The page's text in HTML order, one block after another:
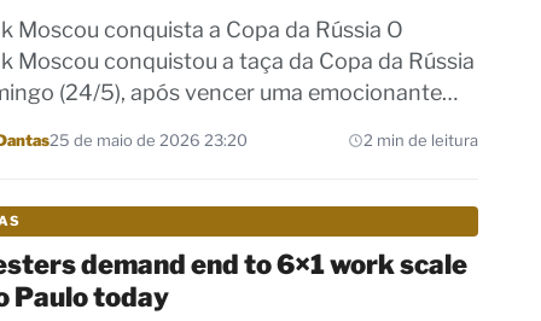
Moscou conquista a Copa da Rússia O
Moscou conquistou a taça da Copa da Rússia
(24/5), após vencer uma emocionante…
25 de maio de 2026 23:20 2 min de leitura
demand end to 6×1 work scale
Paulo today